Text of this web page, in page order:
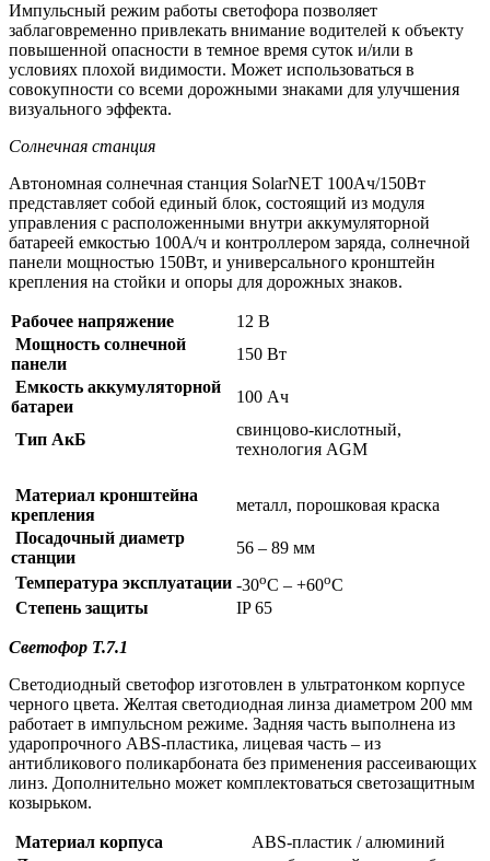
Импульсный режим работы светофора позволяет
заблаговременно привлекать внимание водителей к объекту
повышенной опасности в темное время суток и/или в
условиях плохой видимости. Может использоваться в
совокупности со всеми дорожными знаками для улучшения
визуального эффекта.
Солнечная станция
Автономная солнечная станция SolarNET 100Ач/150Вт
представляет собой единый блок, состоящий из модуля
управления с расположенными внутри аккумуляторной
батареей емкостью 100А/ч и контроллером заряда, солнечной
панели мощностью 150Вт, и универсального кронштейн
крепления на стойки и опоры для дорожных знаков.
Рабочее напряжение
12 В
Мощность солнечной
панели
150 Вт
Емкость аккумуляторной
батареи
100 Ач
Тип АкБ
свинцово-кислотный,
технология AGM
Материал кронштейна
крепления
металл, порошковая краска
Посадочный диаметр
станции
56 – 89 мм
Температура эксплуатации -30оС – +60оС
Степень защиты
IP 65
Светофор Т.7.1
Светодиодный светофор изготовлен в ультратонком корпусе
черного цвета. Желтая светодиодная линза диаметром 200 мм
работает в импульсном режиме. Задняя часть выполнена из
ударопрочного ABS-пластика, лицевая часть – из
антибликового поликарбоната без применения рассеивающих
линз. Дополнительно может комплектоваться светозащитным
козырьком.
Материал корпуса
ABS-пластик / алюминий